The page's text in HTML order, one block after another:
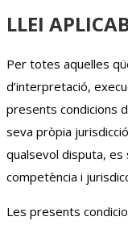
LLEI
Per totes aquelles
d’interpretació,
presents condicions
seva pròpia
qualsevol disputa,
competència i
Les presents